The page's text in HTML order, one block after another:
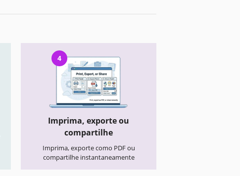
4
Imprima, exporte ou
compartilhe
Imprima, exporte como PDF ou
compartilhe instantaneamente